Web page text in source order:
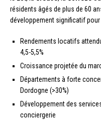
résidents âgés de plus de 60
développement significatif
Rendements locatifs
4,5-5,5%
Croissance projetée du
Départements à forte
Dordogne (>30%)
Développement des
conciergerie